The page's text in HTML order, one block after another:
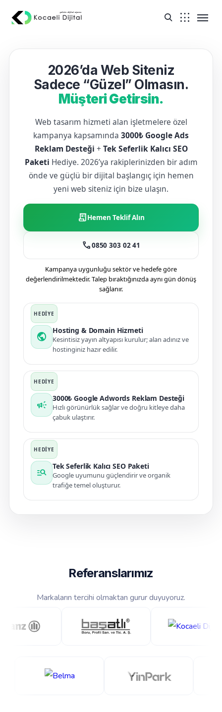
2026’da Web Siteniz
Sadece “Güzel” Olmasın.
Müşteri Getirsin.
Web tasarım hizmeti alan işletmelere özel
kampanya kapsamında 3000₺ Google Ads
Reklam Desteği + Tek Seferlik Kalıcı SEO
Paketi Hediye. 2026’ya rakiplerinizden bir adım
önde ve güçlü bir dijital başlangıç için hemen
yeni web siteniz için bize ulaşın.
receipt_longHemen Teklif Alın
call0850 303 02 41
Kampanya uygunluğu sektör ve hedefe göre
değerlendirilmektedir. Talep bıraktığınızda aynı gün dönüş
sağlanır.
public
Hosting & Domain Hizmeti
Kesintisiz yayın altyapısı kurulur; alan adınız ve
hostinginiz hazır edilir.
campaign
3000₺ Google Adwords Reklam Desteği
Hızlı görünürlük sağlar ve doğru kitleye daha
çabuk ulaştırır.
manage_search
Tek Seferlik Kalıcı SEO Paketi
Google uyumunu güçlendirir ve organik
trafiğe temel oluşturur.
Referanslarımız
Markaların tercihi olmaktan gurur duyuyoruz.